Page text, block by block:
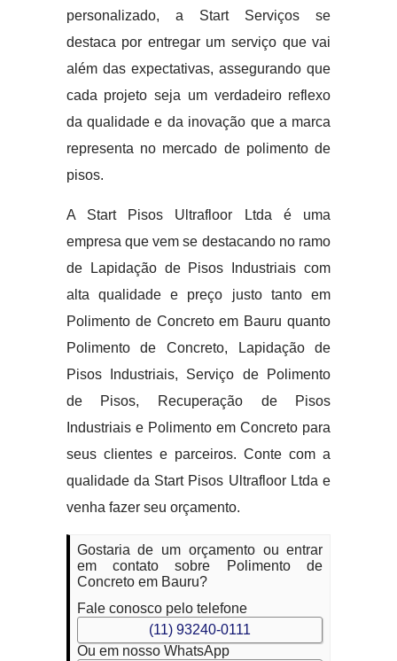
personalizado, a Start Serviços se
destaca por entregar um serviço que vai
além das expectativas, assegurando que
cada projeto seja um verdadeiro reflexo
da qualidade e da inovação que a marca
representa no mercado de polimento de
pisos.
A Start Pisos Ultrafloor Ltda é uma
empresa que vem se destacando no ramo
de Lapidação de Pisos Industriais com
alta qualidade e preço justo tanto em
Polimento de Concreto em Bauru quanto
Polimento de Concreto, Lapidação de
Pisos Industriais, Serviço de Polimento
de Pisos, Recuperação de Pisos
Industriais e Polimento em Concreto para
seus clientes e parceiros. Conte com a
qualidade da Start Pisos Ultrafloor Ltda e
venha fazer seu orçamento.
Gostaria de um orçamento ou entrar
em contato sobre Polimento de
Concreto em Bauru?
Fale conosco pelo telefone
(11) 93240-0111
Ou em nosso WhatsApp